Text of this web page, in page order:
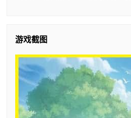
游戏截图